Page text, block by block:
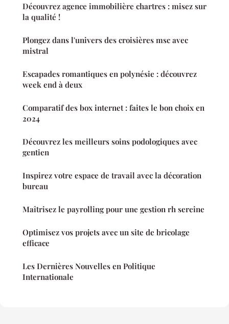
Découvrez agence immobilière chartres : misez sur
la qualité !
Plongez dans l'univers des croisières msc avec
mistral
Escapades romantiques en polynésie : découvrez
week end à deux
Comparatif des box internet : faites le bon choix en
2024
Découvrez les meilleurs soins podologiques avec
gentien
Inspirez votre espace de travail avec la décoration
bureau
Maîtrisez le payrolling pour une gestion rh sereine
Optimisez vos projets avec un site de bricolage
efficace
Les Dernières Nouvelles en Politique
Internationale